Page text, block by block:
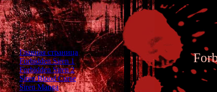
Главная страница
Forbidden Siren 1
Forbidden Siren 2
Siren Blood Curse
Siren Manga